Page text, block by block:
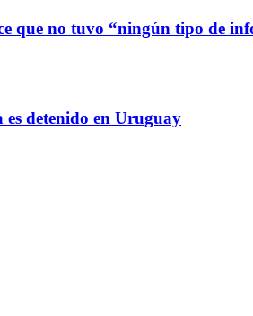
que no tuvo “ningún tipo de
es detenido en Uruguay